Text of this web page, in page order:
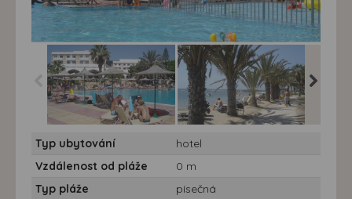
Beach**** - Kypr, Pafos
Beach**** - Kypr, Pafos
Typ ubytování
hotel
Vzdálenost od pláže
0 m
Typ pláže
písečná